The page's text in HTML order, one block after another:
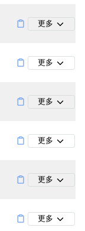
更多
更多
更多
更多
更多
更多